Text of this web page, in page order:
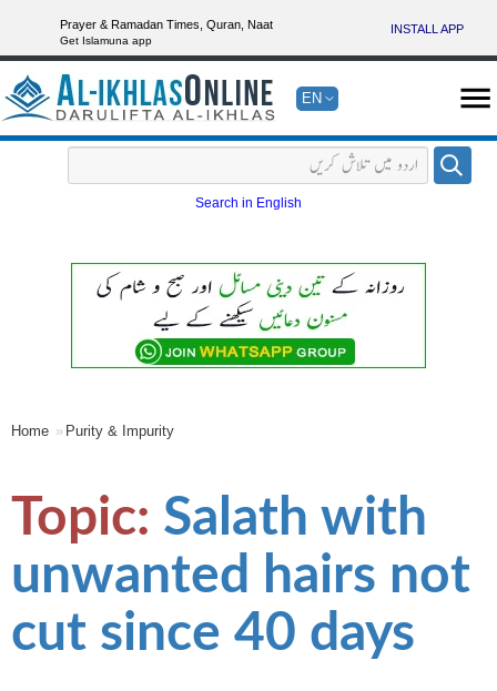
Prayer & Ramadan Times, Quran, Naat
Get Islamuna app
INSTALL APP
EN
Search in English
Home Purity & Impurity
Topic: Salath with
unwanted hairs not
cut since 40 days